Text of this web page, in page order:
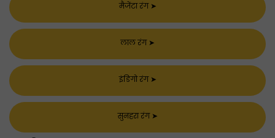
मैजेंटा रंग➤
लाल रंग➤
इंडिगो रंग➤
सुनहरा रंग➤